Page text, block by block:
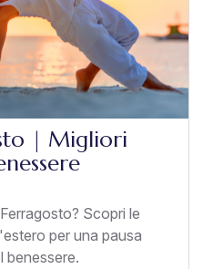
| Migliori
Scopri le
per una pausa
benessere.